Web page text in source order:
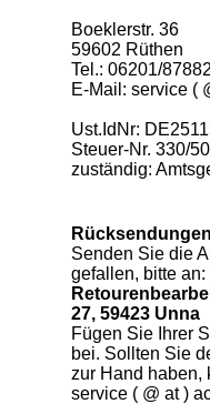
Boeklerstr. 36
59602 Rüthen
Tel.: 06201/
E-Mail: service (
Ust.IdNr:
Steuer-Nr. 330/
zuständig:
Rücksendungen
Senden Sie die
gefallen, bitte an:
27, 59423 Unna
Fügen Sie Ihrer
bei. Sollten Sie
zur Hand haben,
service ( @ at )